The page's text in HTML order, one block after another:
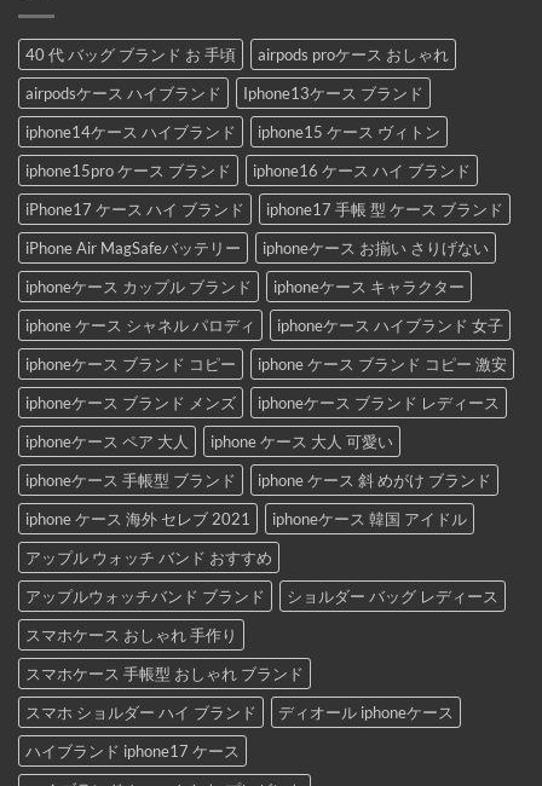
40 代 バッグ ブランド お 手頃
airpods proケース おしゃれ
airpodsケース ハイブランド
Iphone13ケース ブランド
iphone14ケース ハイブランド
iphone15 ケース ヴィトン
iphone15pro ケース ブランド
iphone16 ケース ハイ ブランド
iPhone17 ケース ハイ ブランド
iphone17 手帳 型 ケース ブランド
iPhone Air MagSafeバッテリー
iphoneケース お揃い さりげない
iphoneケース カップル ブランド
iphoneケース キャラクター
iphone ケース シャネル パロディ
iphoneケース ハイブランド 女子
iphoneケース ブランド コピー
iphone ケース ブランド コピー 激安
iphoneケース ブランド メンズ
iphoneケース ブランド レディース
iphoneケース ペア 大人
iphone ケース 大人 可愛い
iphoneケース 手帳型 ブランド
iphone ケース 斜 めがけ ブランド
iphone ケース 海外 セレブ 2021
iphoneケース 韓国 アイドル
アップル ウォッチ バンド おすすめ
アップルウォッチバンド ブランド
ショルダー バッグ レディース
スマホケース おしゃれ 手作り
スマホケース 手帳型 おしゃれ ブランド
スマホ ショルダー ハイ ブランド
ディオール iphoneケース
ハイブランド iphone17 ケース